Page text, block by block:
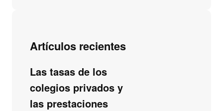
Artículos recientes
Las tasas de los
colegios privados y
las prestaciones